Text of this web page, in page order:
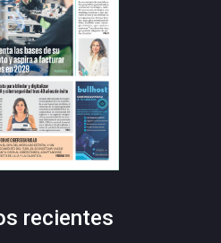
recientes